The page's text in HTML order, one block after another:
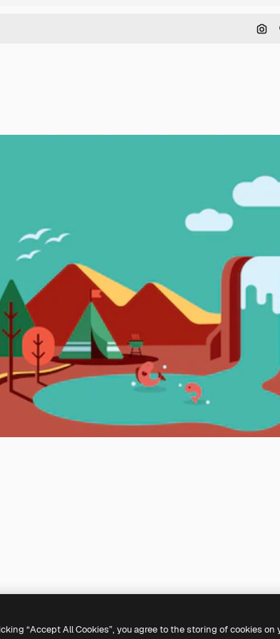
“Accept All Cookies”, you agree to the storing of cookies